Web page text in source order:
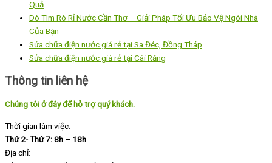
Quả
Dò Tìm Rò Rỉ Nước Cần Thơ – Giải Pháp Tối Ưu Bảo Vệ Ngôi Nhà
Của Bạn
Sửa chữa điện nước giá rẻ tại Sa Đéc, Đồng Tháp
Sửa chữa điện nước giá rẻ tại Cái Răng
Thông tin liên hệ
Chúng tôi ở đây để hỗ trợ quý khách.
Thời gian làm việc:
Thứ 2- Thứ 7: 8h – 18h
Địa chỉ: